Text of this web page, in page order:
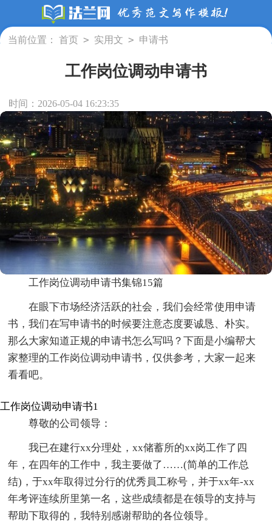
当前位置： 首页 > 实用文 > 申请书
工作岗位调动申请书
时间：2026-05-04 16:23:35
工作岗位调动申请书集锦15篇
在眼下市场经济活跃的社会，我们会经常使用申请
书，我们在写申请书的时候要注意态度要诚恳、朴实。
那么大家知道正规的申请书怎么写吗？下面是小编帮大
家整理的工作岗位调动申请书，仅供参考，大家一起来
看看吧。
工作岗位调动申请书1
尊敬的公司领导：
我已在建行xx分理处，xx储蓄所的xx岗工作了四
年，在四年的工作中，我主要做了……(简单的工作总
结)，于xx年取得过分行的优秀員工称号，并于xx年-xx
年考评连续所里第一名，这些成绩都是在领导的支持与
帮助下取得的，我特别感谢帮助的各位领导。